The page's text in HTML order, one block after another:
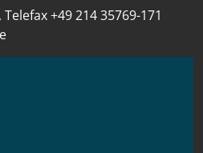
+49 214 35769-171